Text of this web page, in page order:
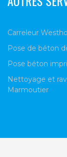
Carreleur
Pose de béton
Pose béton
Nettoyage et
Marmoutier